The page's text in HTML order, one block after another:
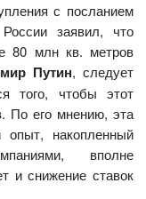
с посланием
заявил, что
80 млн кв. метров
Путин, следует
того, чтобы этот
По его мнению, эта
опыт, накопленный
вполне
и снижение ставок